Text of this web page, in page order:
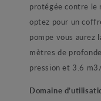
protégée contre le
optez pour un
pompe vous aurez
mètres de
pression et 3.6
Domaine